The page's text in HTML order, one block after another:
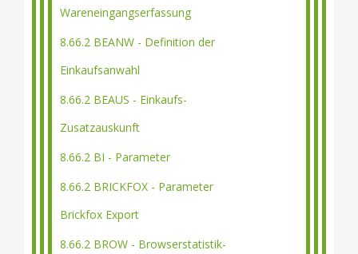
Wareneingangserfassung
8.66.2 BEANW - Definition der
Einkaufsanwahl
8.66.2 BEAUS - Einkaufs-
Zusatzauskunft
8.66.2 BI - Parameter
8.66.2 BRICKFOX - Parameter
Brickfox Export
8.66.2 BROW - Browserstatistik-